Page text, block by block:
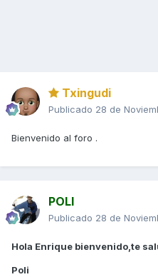
Txingudi
Publicado 28 de
Bienvenido al foro .
POLI
Publicado 28 de
Hola Enrique bienvenido,te
Poli